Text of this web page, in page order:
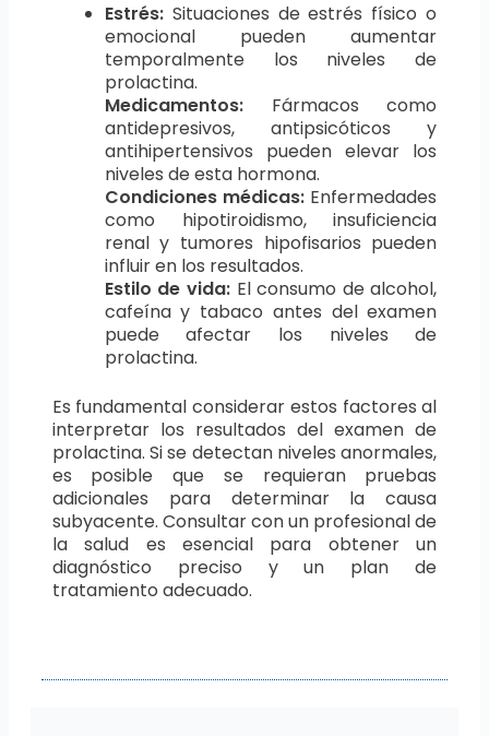
Estrés:Situaciones de estrés físico o
emocional pueden aumentar
temporalmente los niveles de
prolactina.
Medicamentos:Fármacos como
antidepresivos, antipsicóticos y
antihipertensivos pueden elevar los
niveles de esta hormona.
Condiciones médicas: Enfermedades
como hipotiroidismo, insuficiencia
renal y tumores hipofisarios pueden
influir en los resultados.
Estilo de vida:El consumo de alcohol,
cafeína y tabaco antes del examen
puede afectar los niveles de
prolactina.
Es fundamental considerar estos factores al
interpretar los resultados del examen de
prolactina. Si se detectan niveles anormales,
es posible que se requieran pruebas
adicionales para determinar la causa
subyacente. Consultar con un profesional de
la salud es esencial para obtener un
diagnóstico preciso y un plan de
tratamiento adecuado.